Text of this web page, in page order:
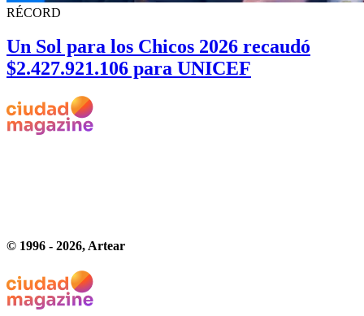
RÉCORD
Un Sol para los Chicos 2026 recaudó
$2.427.921.106 para UNICEF
© 1996 - 2026, Artear